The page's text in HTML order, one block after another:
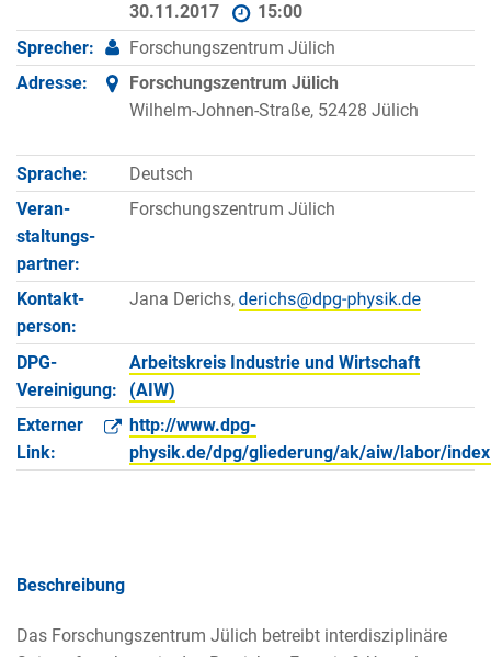
30.11.2017
15:00
Sprecher:
Forschungszentrum Jülich
Adresse:
Forschungszentrum Jülich
Wilhelm-Johnen-Straße, 52428 Jülich
Sprache:
Deutsch
Veran­
staltungs­
partner:
Forschungszentrum Jülich
Kontakt­
person:
Jana Derichs,
DPG-
Vereinigung:
Arbeitskreis Industrie und Wirtschaft
(AIW)
Externer
Link:
http://www.dpg-
physik.de/dpg/gliederung/ak/aiw/labor/
Beschreibung
Das Forschungszentrum Jülich betreibt interdisziplinäre